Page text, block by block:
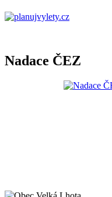
Nadace ČEZ